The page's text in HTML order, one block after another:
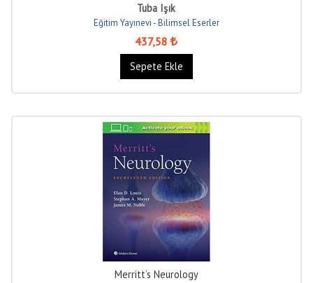
Tuba Işık
Eğitim Yayınevi - Bilimsel Eserler
437,58
Sepete Ekle
Merritt’s Neurology